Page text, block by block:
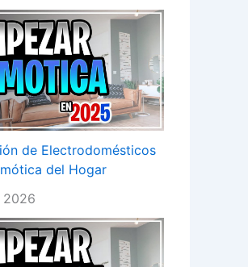
de Electrodomésticos
del Hogar
2026